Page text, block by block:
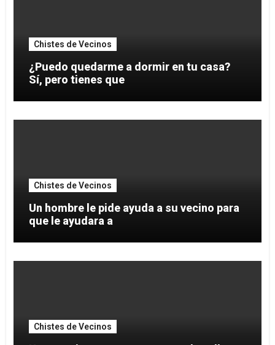
Chistes de Vecinos
¿Puedo quedarme a dormir en tu casa?
Sí, pero tienes que
Chistes de Vecinos
Un hombre le pide ayuda a su vecino para
que le ayudara a
Chistes de Vecinos